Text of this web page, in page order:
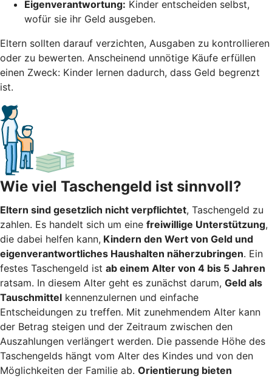
Eigenverantwortung: Kinder entscheiden selbst,
wofür sie ihr Geld ausgeben.
Eltern sollten darauf verzichten, Ausgaben zu kontrollieren
oder zu bewerten. Anscheinend unnötige Käufe erfüllen
einen Zweck: Kinder lernen dadurch, dass Geld begrenzt
ist.
Wie viel Taschengeld ist sinnvoll?
Eltern sind gesetzlich nicht verpflichtet, Taschengeld zu
zahlen. Es handelt sich um eine freiwillige Unterstützung,
die dabei helfen kann, Kindern den Wert von Geld und
eigenverantwortliches Haushalten näherzubringen. Ein
festes Taschengeld ist ab einem Alter von 4 bis 5 Jahren
ratsam. In diesem Alter geht es zunächst darum, Geld als
Tauschmittel kennenzulernen und einfache
Entscheidungen zu treffen. Mit zunehmendem Alter kann
der Betrag steigen und der Zeitraum zwischen den
Auszahlungen verlängert werden. Die passende Höhe des
Taschengelds hängt vom Alter des Kindes und von den
Möglichkeiten der Familie ab. Orientierung bieten